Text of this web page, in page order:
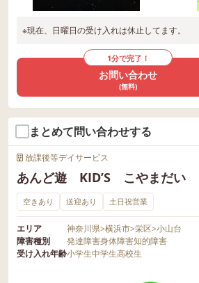
※現在、日曜日の受け入れは休止してます。
1分で完了！
お問い合わせ
(無料)
まとめて問い合わせする
放課後等デイサービス
あんど遊 KID’S こやまだい
空きあり 送迎あり 土日祝営業
エリア 神奈川県>横浜市>栄区>小山台
障害種別
発達障害身体障害知的障害
受け入れ年齢小学生中学生高校生